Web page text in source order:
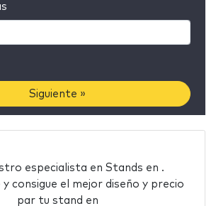
Siguiente »
especialista en Stands en .
y consigue el mejor diseño y precio
par tu stand en